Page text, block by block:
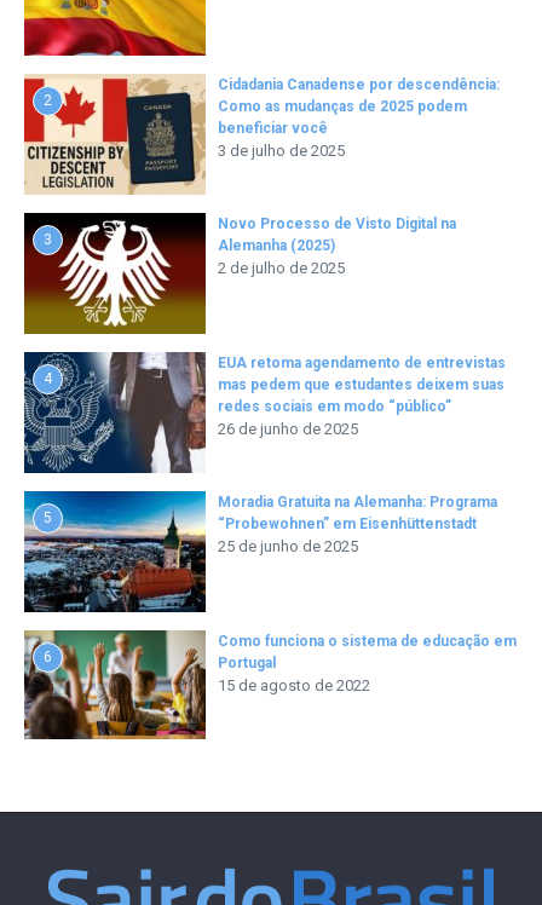
2
Cidadania Canadense por descendência:
Como as mudanças de 2025 podem
beneficiar você
3 de julho de 2025
3
Novo Processo de Visto Digital na
Alemanha (2025)
2 de julho de 2025
4
EUA retoma agendamento de entrevistas
mas pedem que estudantes deixem suas
redes sociais em modo “público”
26 de junho de 2025
5
Moradia Gratuita na Alemanha: Programa
“Probewohnen” em Eisenhüttenstadt
25 de junho de 2025
6
Como funciona o sistema de educação em
Portugal
15 de agosto de 2022